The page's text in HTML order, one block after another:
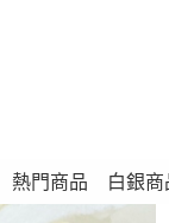
熱門商品 白銀商